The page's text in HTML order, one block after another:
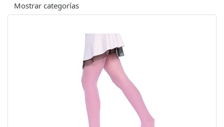
Mostrar categorías